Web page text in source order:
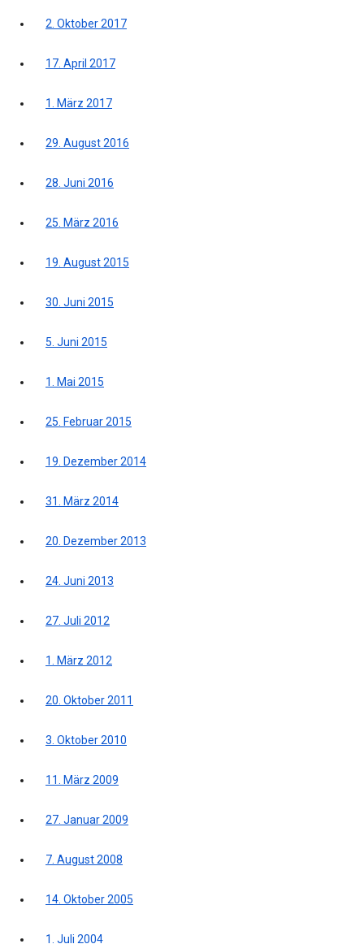
2. Oktober 2017
17. April 2017
1. März 2017
29. August 2016
28. Juni 2016
25. März 2016
19. August 2015
30. Juni 2015
5. Juni 2015
1. Mai 2015
25. Februar 2015
19. Dezember 2014
31. März 2014
20. Dezember 2013
24. Juni 2013
27. Juli 2012
1. März 2012
20. Oktober 2011
3. Oktober 2010
11. März 2009
27. Januar 2009
7. August 2008
14. Oktober 2005
1. Juli 2004